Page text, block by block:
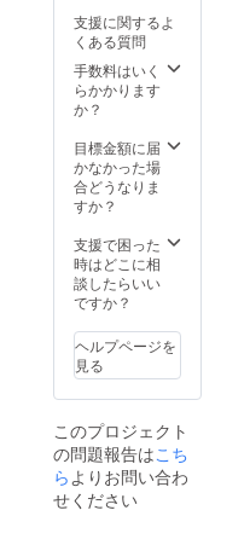
支援に関するよ
くある質問
手数料はいく
らかかります
か？
目標金額に届
かなかった場
合どうなりま
すか？
支援で困った
時はどこに相
談したらいい
ですか？
ヘルプページを
見る
このプロジェクト
の問題報告はこち
らよりお問い合わ
せください